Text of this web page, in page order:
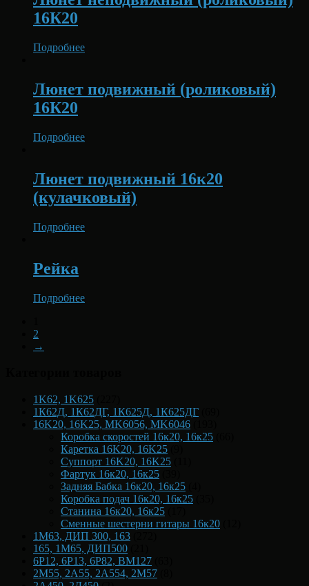
16К20
Подробнее
Люнет подвижный (роликовый)
16К20
Подробнее
Люнет подвижный 16к20
(кулачковый)
Подробнее
Рейка
Подробнее
2
→
1K62, 1K625
1К62Д, 1К62ДГ, 1К625Д, 1К625ДГ
16K20, 16K25, MK6056, MK6046
Коробка скоростей 16к20, 16к25
Каретка 16K20, 16K25
Суппорт 16K20, 16K25
Фартук 16к20, 16к25
Задняя Бабка 16к20, 16к25
Коробка подач 16к20, 16к25
Станина 16к20, 16к25
Сменные шестерни гитары 16к20
1М63, ДИП 300, 163
165, 1М65, ДИП500
6Р12, 6Р13, 6Р82, ВМ127
2М55, 2А55, 2А554, 2М57